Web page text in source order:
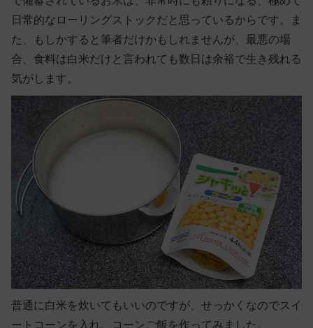
日常的なローリングストックだと思っているからです。ま
た、もしかすると筆者だけかもしれませんが、最悪の場
合、食料は白米だけと言われても数日は余裕で生き残れる
気がします。
普通に白米を炊いてもいいのですが、せっかくなのでスイ
ートコーンを入れ、コーンご飯を作ってみました。